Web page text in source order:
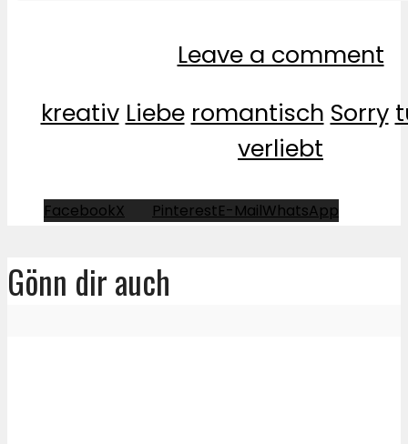
Leave a comment
kreativ Liebe romantisch Sorry
verliebt
FacebookX PinterestE-MailWhatsApp
Gönn dir auch